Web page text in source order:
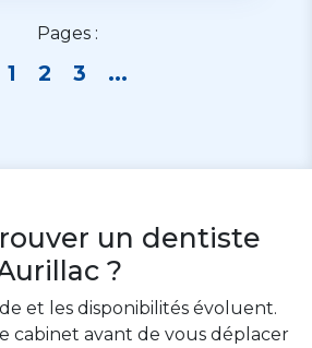
Pages :
1 2 3 ...
un dentiste
?
et les disponibilités évoluent.
cabinet avant de vous déplacer